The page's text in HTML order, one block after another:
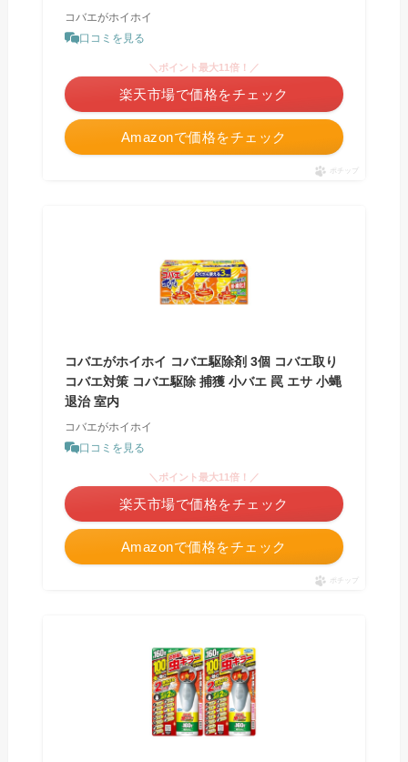
コバエがホイホイ
口コミを見る
Amazonで価格をチェック
＼ポイント最大11倍！／
楽天市場で価格をチェック
ポチップ
コバエがホイホイ コバエ駆除剤 3個 コバエ取り
コバエ対策 コバエ駆除 捕獲 小バエ 罠 エサ 小蝿
退治 室内
コバエがホイホイ
口コミを見る
Amazonで価格をチェック
＼ポイント最大11倍！／
楽天市場で価格をチェック
ポチップ